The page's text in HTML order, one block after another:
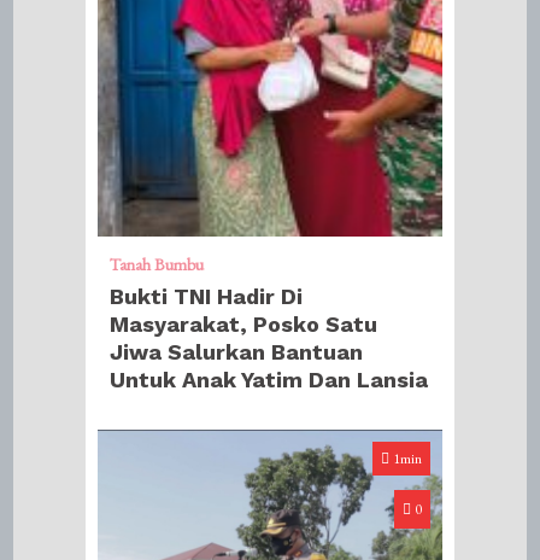
Tanah Bumbu
Bukti TNI Hadir Di
Masyarakat, Posko Satu
Jiwa Salurkan Bantuan
Untuk Anak Yatim Dan Lansia
1min
0